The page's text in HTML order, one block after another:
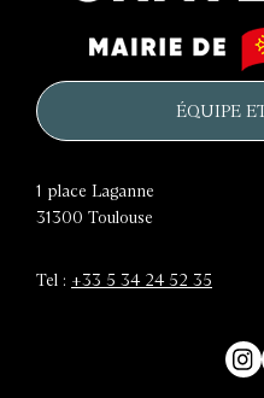
château
d'eau
ÉQUIPE
1 place Laganne
31300 Toulouse
Tel : +33 5 34 24 52 35